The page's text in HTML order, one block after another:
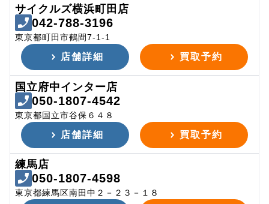
サイクルズ横浜町田店
042-788-3196
東京都町田市鶴間7-1-1
店舗詳細 買取予約
国立府中インター店
050-1807-4542
東京都国立市谷保６４８
店舗詳細 買取予約
練馬店
050-1807-4598
東京都練馬区南田中２－２３－１８